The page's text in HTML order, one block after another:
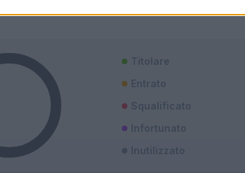
Titolare
Entrato
Squalificato
Infortunato